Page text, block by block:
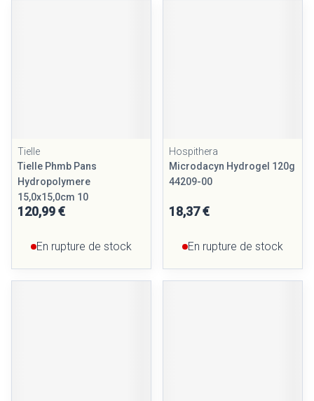
Tielle
Tielle Phmb Pans
Hydropolymere
15,0x15,0cm 10
120,99 €
En rupture de stock
Hospithera
Microdacyn Hydrogel 120g
44209-00
18,37 €
En rupture de stock